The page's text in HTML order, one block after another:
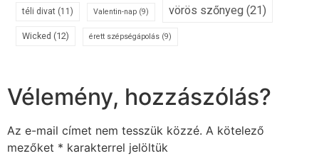
téli divat (11) Valentin-nap (9) vörös szőnyeg (21)
Wicked (12) érett szépségápolás (9)
Vélemény, hozzászólás?
Az e-mail címet nem tesszük közzé. A kötelező
mezőket * karakterrel jelöltük